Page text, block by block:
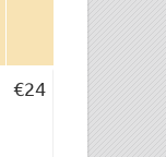
€24